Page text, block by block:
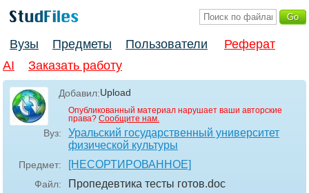
Вузы Предметы Пользователи
Реферат
AI
Заказать работу
Добавил:Upload
Опубликованный материал нарушает ваши авторские
права? Сообщите нам.
Вуз:
Уральский государственный университет
физической культуры
Предмет: [НЕСОРТИРОВАННОЕ]
Файл: Пропедевтика тесты готов.doc